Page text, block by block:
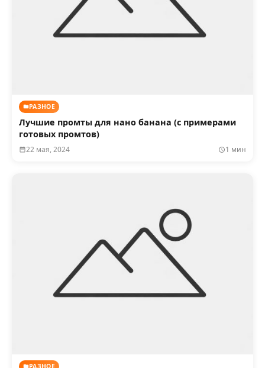
РАЗНОЕ
Лучшие промты для нано банана (с примерами
готовых промтов)
22 мая, 2024 1 мин
РАЗНОЕ